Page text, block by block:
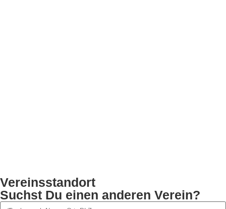
Vereinsstandort
Suchst Du einen anderen Verein?